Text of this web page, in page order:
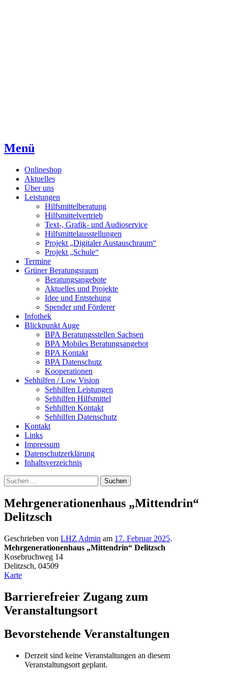
Menü
Onlineshop
Aktuelles
Über uns
Leistungen
Hilfsmittelberatung
Hilfsmittelvertrieb
Text-, Grafik- und Audioservice
Hilfsmittelausstellungen
Projekt „Digitaler Austauschraum“
Projekt „Schule“
Termine
Grüner Beratungsraum
Beratungsangebote
Aktuelles und Projekte
Idee und Entstehung
Spender und Förderer
Infothek
Blickpunkt Auge
BPA Beratungsstellen Sachsen
BPA Mobiles Beratungsangebot
BPA Kontakt
BPA Datenschutz
Kooperationen
Sehhilfen / Low Vision
Sehhilfen Leistungen
Sehhilfen Hilfsmittel
Sehhilfen Kontakt
Sehhilfen Datenschutz
Kontakt
Links
Impressum
Datenschutzerklärung
Inhaltsverzeichnis
Suche
Suchen
nach:
Mehrgenerationenhaus „Mittendrin“
Delitzsch
Geschrieben von LHZ Admin am 17. Februar 2025.
Mehrgenerationenhaus „Mittendrin“ Delitzsch
Kosebruchweg 14
Delitzsch, 04509
KarteMehrgenerationenhaus
Delitzsch
Barrierefreier Zugang zum
Veranstaltungsort
Bevorstehende Veranstaltungen
Derzeit sind keine Veranstaltungen an diesem
Veranstaltungsort geplant.